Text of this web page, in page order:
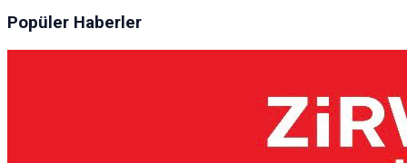
Popüler Haberler